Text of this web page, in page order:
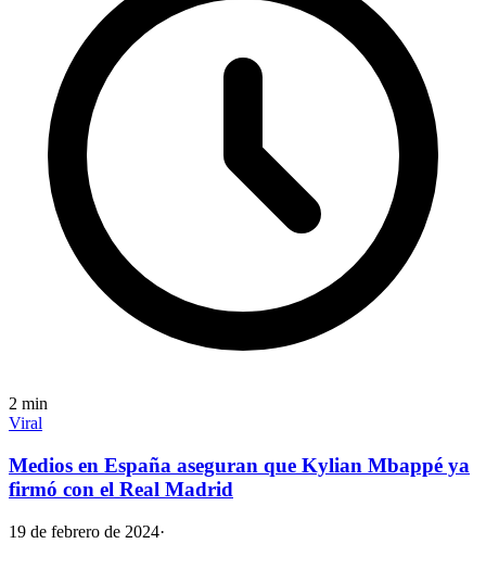
2 min
Viral
Medios en España aseguran que Kylian Mbappé ya
firmó con el Real Madrid
19 de febrero de 2024·